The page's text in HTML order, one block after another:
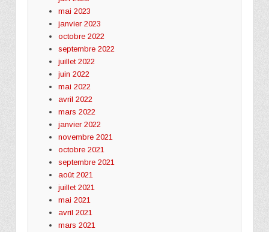
mai 2023
janvier 2023
octobre 2022
septembre 2022
juillet 2022
juin 2022
mai 2022
avril 2022
mars 2022
janvier 2022
novembre 2021
octobre 2021
septembre 2021
août 2021
juillet 2021
mai 2021
avril 2021
mars 2021